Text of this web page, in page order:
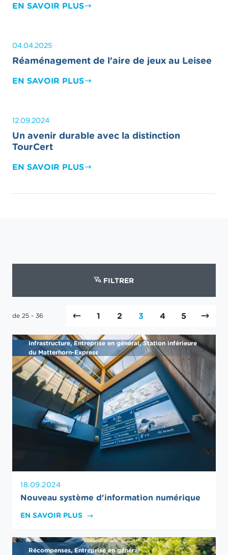
EN SAVOIR PLUS
04.04.2025
Réaménagement de l'aire de jeux au Leisee
EN SAVOIR PLUS
12.09.2024
Un avenir durable avec la distinction
TourCert
EN SAVOIR PLUS
FILTRER
de 25 - 36 1 2 3 4 5
Infrastructure, Entreprise en général, Station inférieure
du Matterhorn-Express
18.09.2024
Nouveau système d'information numérique
EN SAVOIR PLUS
Récompenses, Entreprise en général